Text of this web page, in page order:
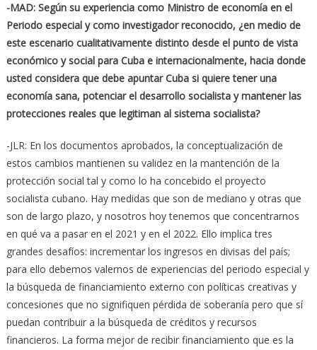
-MAD: Según su experiencia como Ministro de economía en el
Periodo especial y como investigador reconocido, ¿en medio de
este escenario cualitativamente distinto desde el punto de vista
económico y social para Cuba e internacionalmente, hacia donde
usted considera que debe apuntar Cuba si quiere tener una
economía sana, potenciar el desarrollo socialista y mantener las
protecciones reales que legitiman al sistema socialista?
-JLR: En los documentos aprobados, la conceptualización de
estos cambios mantienen su validez en la mantención de la
protección social tal y como lo ha concebido el proyecto
socialista cubano. Hay medidas que son de mediano y otras que
son de largo plazo, y nosotros hoy tenemos que concentrarnos
en qué va a pasar en el 2021 y en el 2022. Ello implica tres
grandes desafíos: incrementar los ingresos en divisas del país;
para ello debemos valernos de experiencias del periodo especial y
la búsqueda de financiamiento externo con políticas creativas y
concesiones que no signifiquen pérdida de soberanía pero que sí
puedan contribuir a la búsqueda de créditos y recursos
financieros. La forma mejor de recibir financiamiento que es la